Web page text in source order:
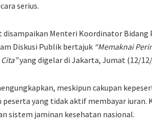
serius.
Menteri Koordinator Bidang
Diskusi Publik bertajuk “Memaknai
yang digelar di Jakarta, Jumat (12/
meskipun cakupan
peserta yang tidak aktif membayar
sistem jaminan kesehatan nasional.